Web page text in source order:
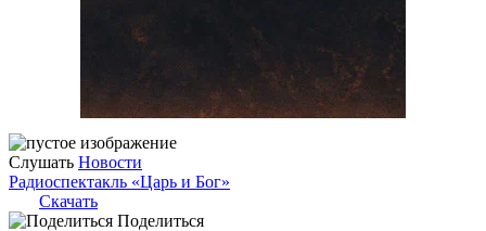
Слушать Новости
Радиоспектакль «Царь и Бог»
Скачать
Поделиться